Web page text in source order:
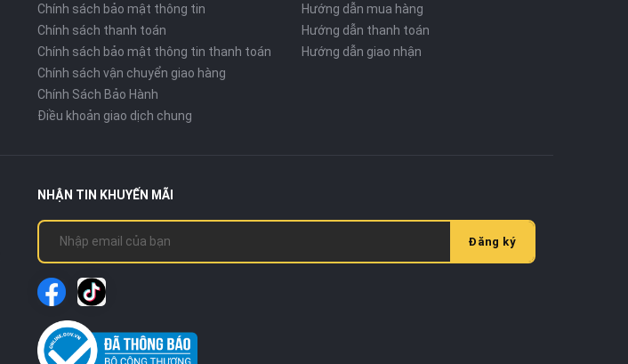
Chính sách bảo mật thông tin
Chính sách thanh toán
Chính sách bảo mật thông tin thanh toán
Chính sách vận chuyển giao hàng
Chính Sách Bảo Hành
Điều khoản giao dịch chung
Hướng dẫn mua hàng
Hướng dẫn thanh toán
Hướng dẫn giao nhận
NHẬN TIN KHUYẾN MÃI
Đăng ký